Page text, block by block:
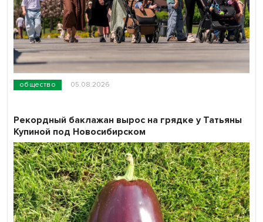
общество 05.08.2026
Рекордный баклажан вырос на грядке у Татьяны
Купиной под Новосибирском